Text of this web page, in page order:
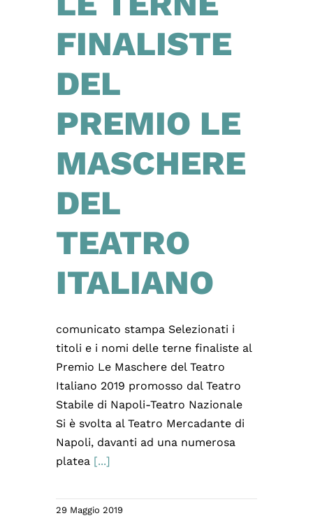
FINALISTE
DEL
PREMIO LE
MASCHERE
DEL
TEATRO
ITALIANO
comunicato stampa Selezionati i
titoli e i nomi delle terne finaliste al
Premio Le Maschere del Teatro
Italiano 2019 promosso dal Teatro
Stabile di Napoli-Teatro Nazionale
Si è svolta al Teatro Mercadante di
Napoli, davanti ad una numerosa
platea [...]
29 Maggio 2019